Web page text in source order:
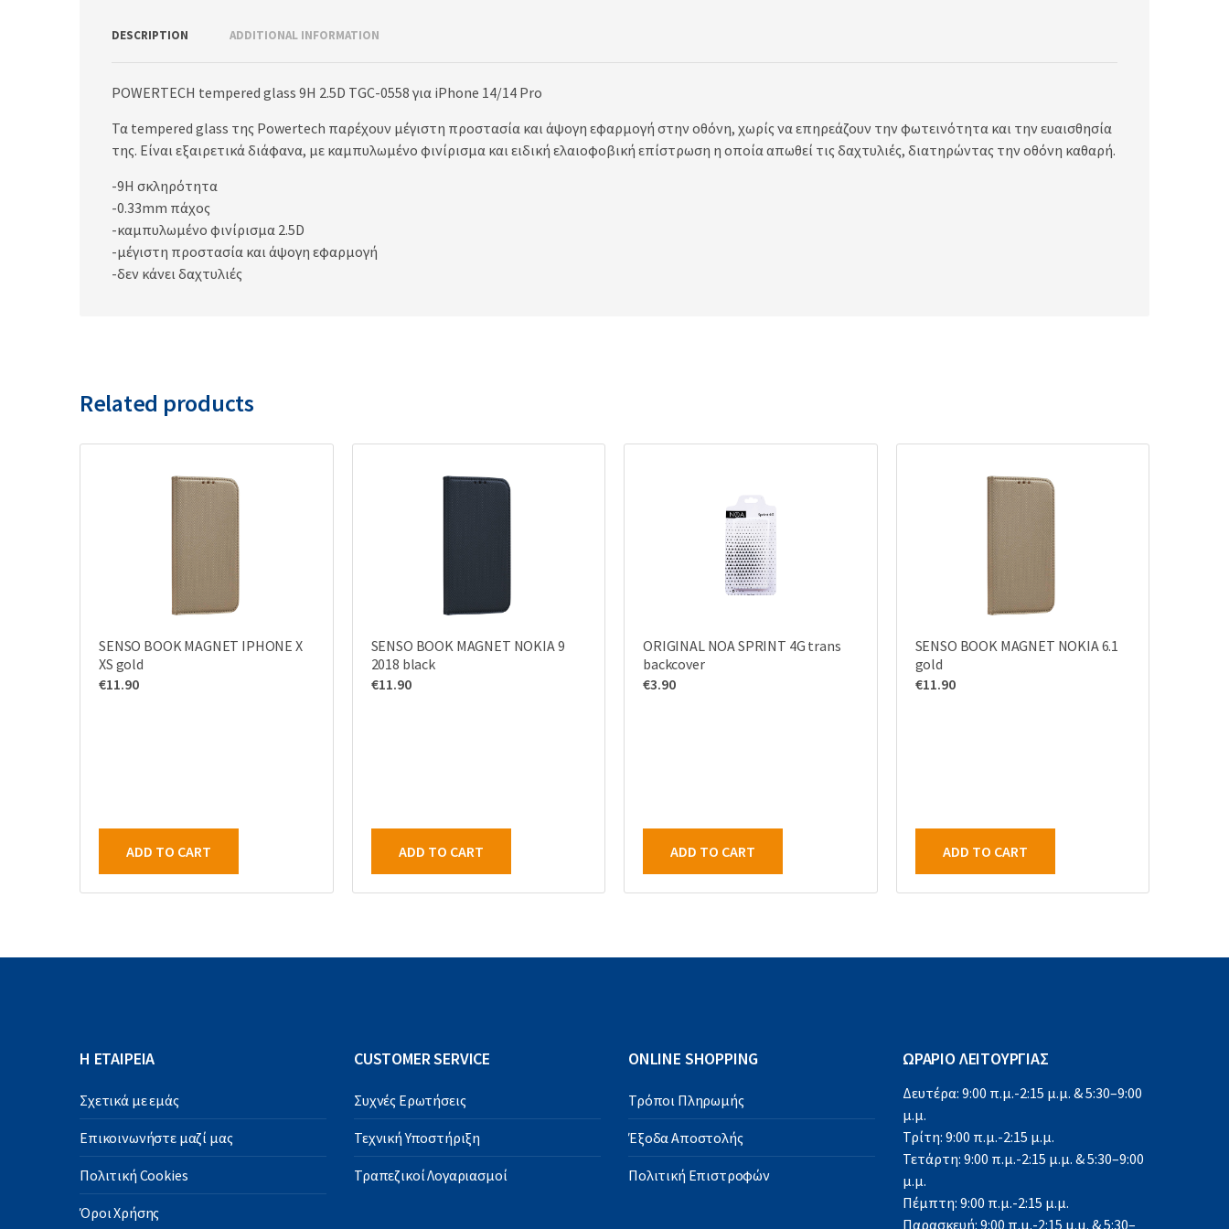
DESCRIPTION ADDITIONAL INFORMATION
POWERTECH tempered glass 9H 2.5D TGC-0558 για iPhone 14/14 Pro
Τα tempered glass της Powertech παρέχουν μέγιστη προστασία και άψογη εφαρμογή στην οθόνη, χωρίς να επηρεάζουν την φωτεινότητα και την ευαισθησία
της. Είναι εξαιρετικά διάφανα, με καμπυλωμένο φινίρισμα και ειδική ελαιοφοβική επίστρωση η οποία απωθεί τις δαχτυλιές, διατηρώντας την οθόνη καθαρή.
-9H σκληρότητα
-0.33mm πάχος
-καμπυλωμένο φινίρισμα 2.5D
-μέγιστη προστασία και άψογη εφαρμογή
-δεν κάνει δαχτυλιές
Related products
SENSO BOOK MAGNET IPHONE X
XS gold
€11.90
ADD TO CART
SENSO BOOK MAGNET NOKIA 9
2018 black
€11.90
ADD TO CART
ORIGINAL NOA SPRINT 4G trans
backcover
€3.90
ADD TO CART
SENSO BOOK MAGNET NOKIA 6.1
gold
€11.90
ADD TO CART
Η ΕΤΑΙΡΕΙΑ
Σχετικά με εμάς
Επικοινωνήστε μαζί μας
Πολιτική Cookies
Όροι Χρήσης
CUSTOMER SERVICE
Συχνές Ερωτήσεις
Τεχνική Υποστήριξη
Τραπεζικοί Λογαριασμοί
ONLINE SHOPPING
Τρόποι Πληρωμής
Έξοδα Αποστολής
Πολιτική Επιστροφών
ΩΡΑΡΙΟ ΛΕΙΤΟΥΡΓΙΑΣ
Δευτέρα: 9:00 π.μ.-2:15 μ.μ. & 5:30–9:00
μ.μ.
Τρίτη: 9:00 π.μ.-2:15 μ.μ.
Τετάρτη: 9:00 π.μ.-2:15 μ.μ. & 5:30–9:00
μ.μ.
Πέμπτη: 9:00 π.μ.-2:15 μ.μ.
Παρασκευή: 9:00 π.μ.-2:15 μ.μ. & 5:30–